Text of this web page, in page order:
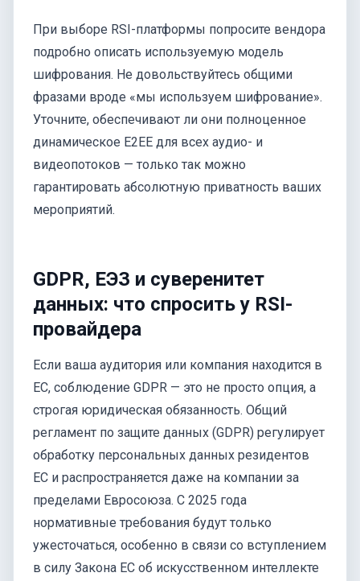
При выборе RSI-платформы попросите вендора
подробно описать используемую модель
шифрования. Не довольствуйтесь общими
фразами вроде «мы используем шифрование».
Уточните, обеспечивают ли они полноценное
динамическое E2EE для всех аудио- и
видеопотоков — только так можно
гарантировать абсолютную приватность ваших
мероприятий.
GDPR, ЕЭЗ и суверенитет
данных: что спросить у RSI-
провайдера
Если ваша аудитория или компания находится в
ЕС, соблюдение GDPR — это не просто опция, а
строгая юридическая обязанность. Общий
регламент по защите данных (GDPR) регулирует
обработку персональных данных резидентов
ЕС и распространяется даже на компании за
пределами Евросоюза. С 2025 года
нормативные требования будут только
ужесточаться, особенно в связи со вступлением
в силу Закона ЕС об искусственном интеллекте